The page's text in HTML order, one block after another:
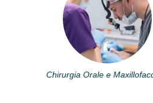
Chirurgia Orale e